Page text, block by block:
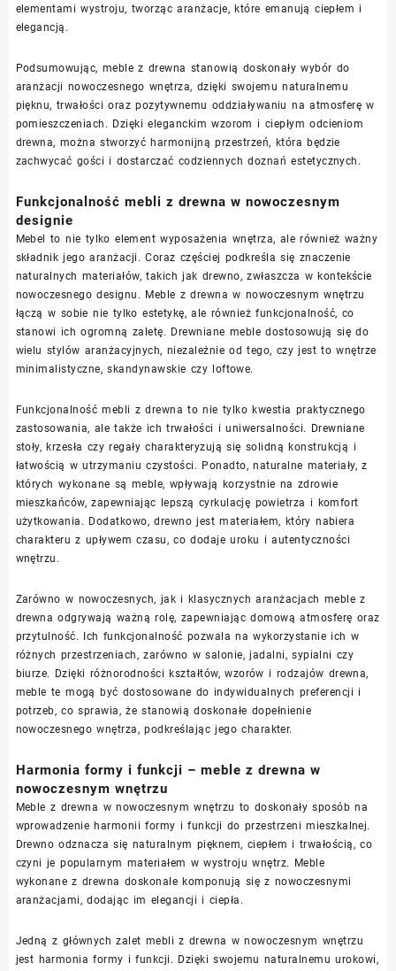
elementami wystroju, tworząc aranżacje, które emanują ciepłem i
elegancją.
Podsumowując, meble z drewna stanowią doskonały wybór do
aranżacji nowoczesnego wnętrza, dzięki swojemu naturalnemu
pięknu, trwałości oraz pozytywnemu oddziaływaniu na atmosferę w
pomieszczeniach. Dzięki eleganckim wzorom i ciepłym odcieniom
drewna, można stworzyć harmonijną przestrzeń, która będzie
zachwycać gości i dostarczać codziennych doznań estetycznych.
Funkcjonalność mebli z drewna w nowoczesnym
designie
Mebel to nie tylko element wyposażenia wnętrza, ale również ważny
składnik jego aranżacji. Coraz częściej podkreśla się znaczenie
naturalnych materiałów, takich jak drewno, zwłaszcza w kontekście
nowoczesnego designu. Meble z drewna w nowoczesnym wnętrzu
łączą w sobie nie tylko estetykę, ale również funkcjonalność, co
stanowi ich ogromną zaletę. Drewniane meble dostosowują się do
wielu stylów aranżacyjnych, niezależnie od tego, czy jest to wnętrze
minimalistyczne, skandynawskie czy loftowe.
Funkcjonalność mebli z drewna to nie tylko kwestia praktycznego
zastosowania, ale także ich trwałości i uniwersalności. Drewniane
stoły, krzesła czy regały charakteryzują się solidną konstrukcją i
łatwością w utrzymaniu czystości. Ponadto, naturalne materiały, z
których wykonane są meble, wpływają korzystnie na zdrowie
mieszkańców, zapewniając lepszą cyrkulację powietrza i komfort
użytkowania. Dodatkowo, drewno jest materiałem, który nabiera
charakteru z upływem czasu, co dodaje uroku i autentyczności
wnętrzu.
Zarówno w nowoczesnych, jak i klasycznych aranżacjach meble z
drewna odgrywają ważną rolę, zapewniając domową atmosferę oraz
przytulność. Ich funkcjonalność pozwala na wykorzystanie ich w
różnych przestrzeniach, zarówno w salonie, jadalni, sypialni czy
biurze. Dzięki różnorodności kształtów, wzorów i rodzajów drewna,
meble te mogą być dostosowane do indywidualnych preferencji i
potrzeb, co sprawia, że stanowią doskonałe dopełnienie
nowoczesnego wnętrza, podkreślając jego charakter.
Harmonia formy i funkcji – meble z drewna w
nowoczesnym wnętrzu
Meble z drewna w nowoczesnym wnętrzu to doskonały sposób na
wprowadzenie harmonii formy i funkcji do przestrzeni mieszkalnej.
Drewno odznacza się naturalnym pięknem, ciepłem i trwałością, co
czyni je popularnym materiałem w wystroju wnętrz. Meble
wykonane z drewna doskonale komponują się z nowoczesnymi
aranżacjami, dodając im elegancji i ciepła.
Jedną z głównych zalet mebli z drewna w nowoczesnym wnętrzu
jest harmonia formy i funkcji. Dzięki swojemu naturalnemu urokowi,